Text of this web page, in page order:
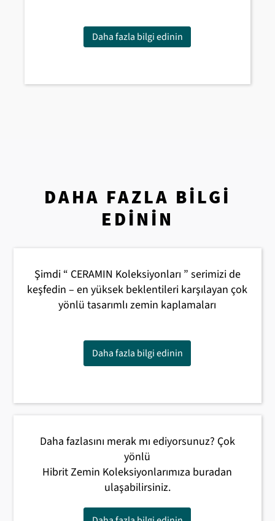
Daha fazla bilgi edinin
DAHA FAZLA BILGI
EDININ
Şimdi “ CERAMIN Koleksiyonları ” serimizi de
keşfedin – en yüksek beklentileri karşılayan çok
yönlü tasarımlı zemin kaplamaları
Daha fazla bilgi edinin
Daha fazlasını merak mı ediyorsunuz? Çok
yönlü
Hibrit Zemin Koleksiyonlarımıza buradan
ulaşabilirsiniz.